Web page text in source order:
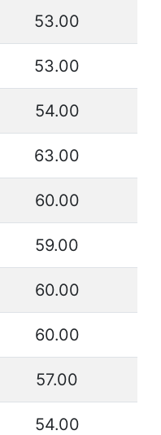
53.00
53.00
54.00
63.00
60.00
59.00
60.00
60.00
57.00
54.00